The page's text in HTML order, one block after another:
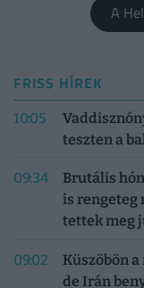
A
FRISS HÍREK
10:05
teszten a
09:34
Brutális
is
tettek meg
09:02
Küszöbön
de Irán